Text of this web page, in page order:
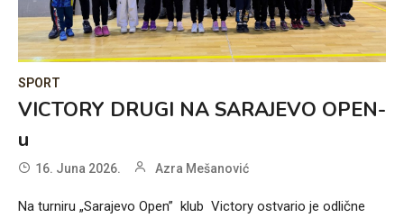
SPORT
VICTORY DRUGI NA SARAJEVO OPEN-
u
16. Juna 2026. Azra Mešanović
Na turniru „Sarajevo Open” klub Victory ostvario je odlične